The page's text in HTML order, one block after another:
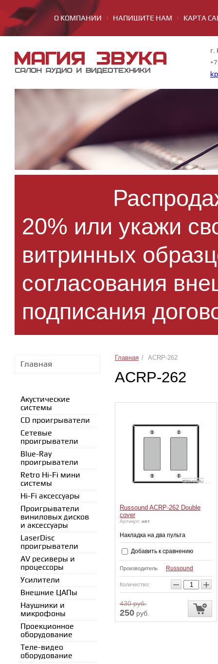
О КОМПАНИИ НАПИШИТЕ НАМ КАРТА
г.
20% или укажи
витринных
согласования
подписания
Главная / ACRP-262
ACRP-262
Russound ACRP-262 Double
cover
Артикул: нет
Накладка на два пульта
Добавить к сравнению
Производитель Russound
Количество: − +
430руб.
250 руб.
Главная
Акустические
системы
CD проигрыватели
Сетевые
проигрыватели
Blue-Ray
проигрыватели
Retro Hi-Fi мини
системы
Hi-Fi аксессуары
Проигрыватели
виниловых дисков
и аксессуары
LaserDisc
проигрыватели
AV ресиверы и
процессоры
Усилители
Внешние ЦАПы
Наушники и
микрофоны
Проекционное
оборудование
Теле-видео
оборудование